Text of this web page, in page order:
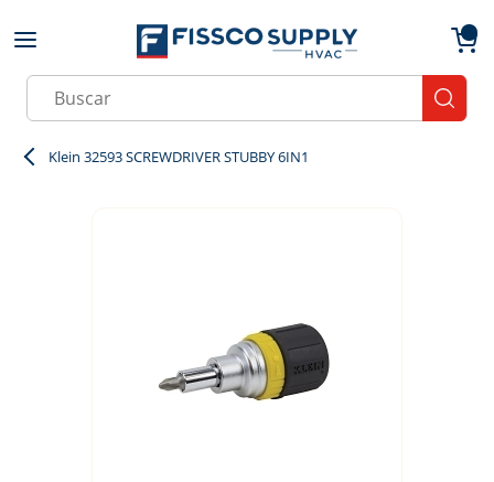
Skip to main content
Site Search
Klein 32593 SCREWDRIVER STUBBY 6IN1